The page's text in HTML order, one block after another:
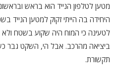
מטען לטלפון הנייד הוא בראש
היחידה בה הייתי זקוק למטען הנייד
לטעינה כי המוח היה שקוע בשטח ולא
ביציאה מהרכב. אבל הי, השקט גבר
תקשורת.